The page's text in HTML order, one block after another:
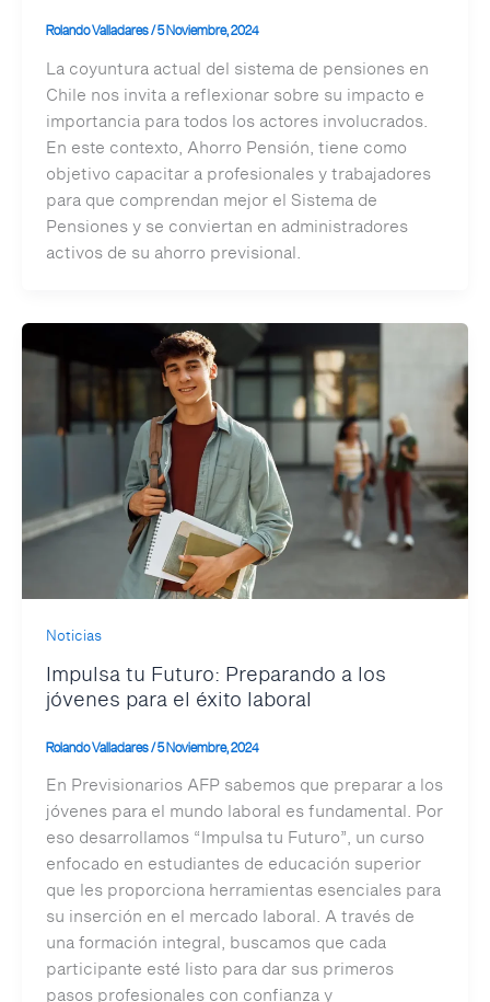
Rolando Valladares/5 Noviembre, 2024
La coyuntura actual del sistema de pensiones en
Chile nos invita a reflexionar sobre su impacto e
importancia para todos los actores involucrados.
En este contexto, Ahorro Pensión, tiene como
objetivo capacitar a profesionales y trabajadores
para que comprendan mejor el Sistema de
Pensiones y se conviertan en administradores
activos de su ahorro previsional.
Noticias
Impulsa tu Futuro: Preparando a los
jóvenes para el éxito laboral
Rolando Valladares/5 Noviembre, 2024
En Previsionarios AFP sabemos que preparar a los
jóvenes para el mundo laboral es fundamental. Por
eso desarrollamos “Impulsa tu Futuro”, un curso
enfocado en estudiantes de educación superior
que les proporciona herramientas esenciales para
su inserción en el mercado laboral. A través de
una formación integral, buscamos que cada
participante esté listo para dar sus primeros
pasos profesionales con confianza y